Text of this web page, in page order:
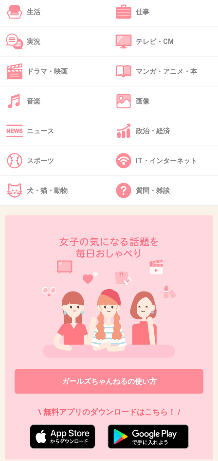
43. 匿名 2018/04/16(月) 12:18:26
敵役？の高校生が佐藤健なんだよね？
ガンツの西くん役演じた本郷奏多のほうがしっくりくるイ
メージ。
44. 匿名 2018/04/16(月) 12:36:02
主人公木梨さんなの楽しみかも
佐藤健と本郷奏多キャラ逆な感じしなくもない
+7
予告編見るかぎりすごく期待出来そう！
+8
2018/04/16(月) 12:55:51
本郷奏多が出るなら観に行こうかな(*^^*) 演技も上手いし‥
+3
2018/04/16(月) 15:28:54
>>17
原作も年齢よりもはるかに老けて見えるくたびれた爺さん
みたいな主人公が、正義のヒーローになるんですよー！
残酷な描写が多いけどめっちゃ面白いので原作もオススメ
です！！
+4 -0
生活 仕事
実況 テレビ・CM
ドラマ・映画 マンガ・アニメ・本
音楽 画像
ニュース 政治・経済
スポーツ IT・インターネット
犬・猫・動物 質問・雑談
ガールズちゃんねるの使い方
\ 無料アプリのダウンロードはこちら！ /